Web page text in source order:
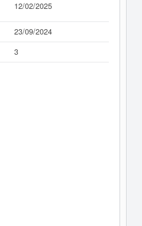
12/02/2025
23/09/2024
3